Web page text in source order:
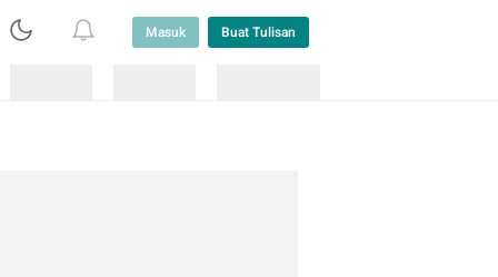
Masuk Buat Tulisan